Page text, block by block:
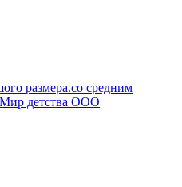
размера.со средним
детства ООО